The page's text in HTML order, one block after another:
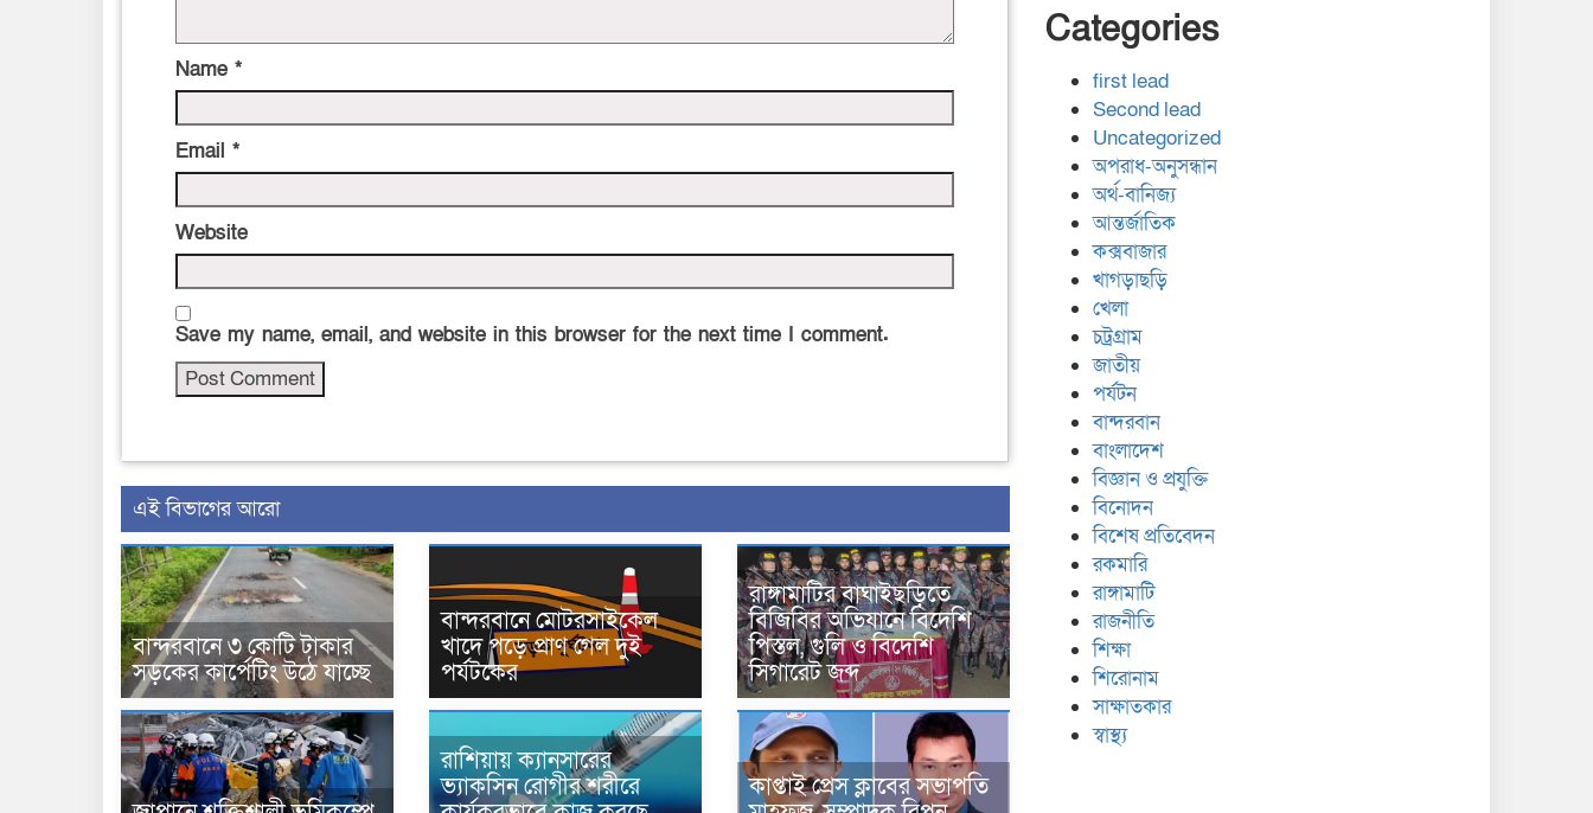
Name *
Email *
Website
Save my name, email, and website in this browser for the next time I comment.
এই বিভাগের আরো
বান্দরবানে ৩ কোটি টাকার
সড়কের কার্পেটিং উঠে যাচ্ছে
বান্দরবানে মোটরসাইকেল
খাদে পড়ে প্রাণ গেল দুই
পর্যটকের
রাঙ্গামাটির বাঘাইছড়িতে
বিজিবির অভিযানে বিদেশি
পিস্তল, গুলি ও বিদেশি
সিগারেট জব্দ
রাশিয়ায় ক্যানসারের
ভ্যাকসিন রোগীর শরীরে
কাপ্তাই প্রেস ক্লাবের সভাপতি
Categories
first lead
Second lead
Uncategorized
অপরাধ-অনুসন্ধান
অর্থ-বানিজ্য
আন্তর্জাতিক
কক্সবাজার
খাগড়াছড়ি
খেলা
চট্রগ্রাম
জাতীয়
পর্যটন
বান্দরবান
বাংলাদেশ
বিজ্ঞান ও প্রযুক্তি
বিনোদন
বিশেষ প্রতিবেদন
রকমারি
রাঙ্গামাটি
রাজনীতি
শিক্ষা
শিরোনাম
সাক্ষাতকার
স্বাস্থ্য